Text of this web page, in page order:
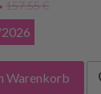
157.55 €
Warenkorb